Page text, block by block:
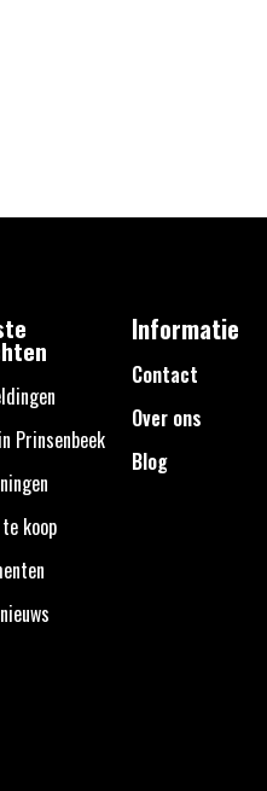
Prinsenbeek
koop
Informatie
Contact
Over ons
Blog